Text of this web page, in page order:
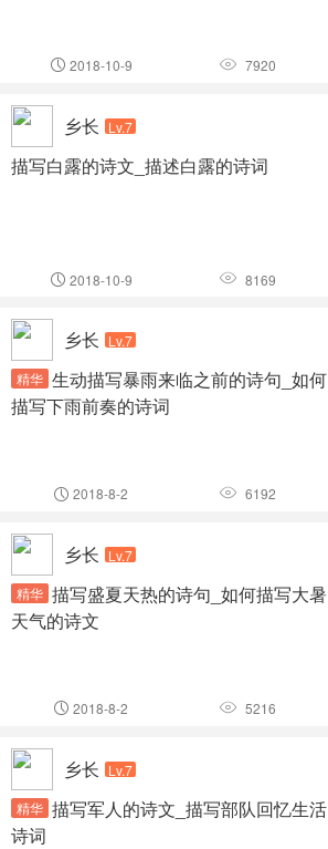
 2018-10-9  7920
乡长 Lv.7
描写白露的诗文_描述白露的诗词
 2018-10-9  8169
乡长 Lv.7
精华 生动描写暴雨来临之前的诗句_如何
描写下雨前奏的诗词
 2018-8-2  6192
乡长 Lv.7
精华 描写盛夏天热的诗句_如何描写大暑
天气的诗文
 2018-8-2  5216
乡长 Lv.7
精华 描写军人的诗文_描写部队回忆生活
诗词